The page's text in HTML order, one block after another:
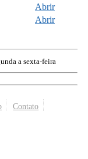
Abrir
Abrir
a sexta-feira
Contato